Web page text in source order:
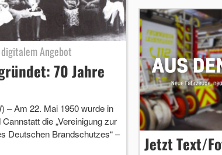
Angebot
70 Jahre
– Am 22. Mai 1950 wurde in
die „Vereinigung zur
Deutschen Brandschutzes“ –
Jetzt Text/